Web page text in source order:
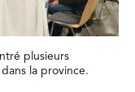
plusieurs
la province.